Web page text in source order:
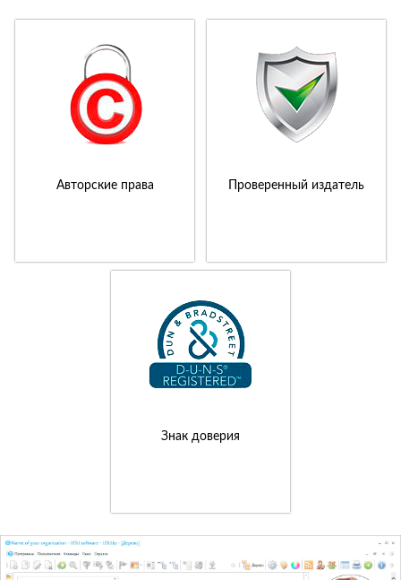
Авторские права Проверенный издатель
Знак доверия